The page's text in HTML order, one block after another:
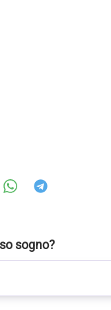
sogno?